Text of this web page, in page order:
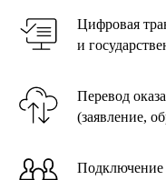
Цифровая
и
Перевод
(заявление,